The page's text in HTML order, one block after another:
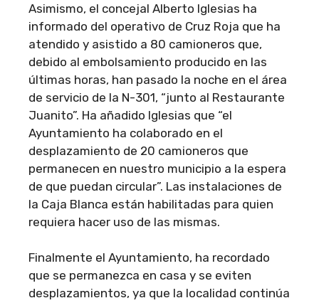
Asimismo, el concejal Alberto Iglesias ha
informado del operativo de Cruz Roja que ha
atendido y asistido a 80 camioneros que,
debido al embolsamiento producido en las
últimas horas, han pasado la noche en el área
de servicio de la N-301, “junto al Restaurante
Juanito”. Ha añadido Iglesias que “el
Ayuntamiento ha colaborado en el
desplazamiento de 20 camioneros que
permanecen en nuestro municipio a la espera
de que puedan circular”. Las instalaciones de
la Caja Blanca están habilitadas para quien
requiera hacer uso de las mismas.
Finalmente el Ayuntamiento, ha recordado
que se permanezca en casa y se eviten
desplazamientos, ya que la localidad continúa